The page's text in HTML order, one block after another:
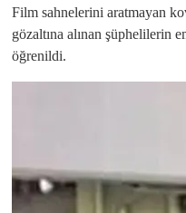
Film sahnelerini aratmayan
gözaltına alınan şüphelilerin
öğrenildi.